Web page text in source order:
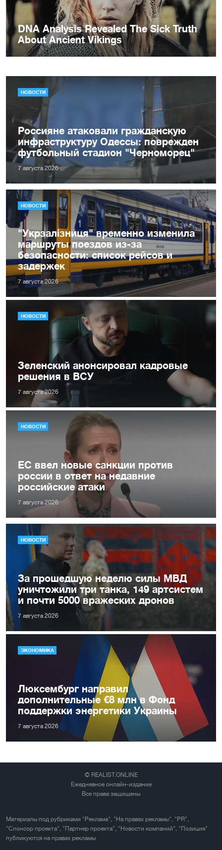
НОВОСТИ
Россияне атаковали гражданскую
инфраструктуру Одессы: поврежден
футбольный стадион "Черноморец"
7 августа 2026
НОВОСТИ
"Укрзалізниця" временно изменила
маршруты поездов из-за
безопасности: список рейсов и
задержек
7 августа 2026
НОВОСТИ
Зеленский анонсировал кадровые
решения в ВСУ
7 августа 2026
НОВОСТИ
ЕС ввел новые санкции против
россии в ответ на недавние
российские атаки
7 августа 2026
НОВОСТИ
За прошедшую неделю силы МВД
уничтожили три танка, 149 артсистем
и почти 5000 вражеских дронов
7 августа 2026
ЭКОНОМИКА
Люксембург направил
дополнительные €8 млн в Фонд
поддержки энергетики Украины
7 августа 2026
© REALIST.ONLINE
Ежедневное онлайн-издание
Все права защищены
Материалы под рубриками "Реклама", "На правах рекламы", "PR",
"Спонсор проекта", "Партнер проекта", "Новости компаний", "Позиция"
публикуются на правах рекламы